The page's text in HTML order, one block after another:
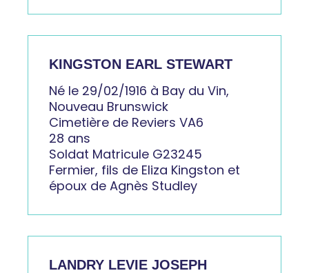
KINGSTON EARL STEWART
Né le 29/02/1916 à Bay du Vin,
Nouveau Brunswick
Cimetière de Reviers VA6
28 ans
Soldat Matricule G23245
Fermier, fils de Eliza Kingston et
époux de Agnès Studley
LANDRY LEVIE JOSEPH